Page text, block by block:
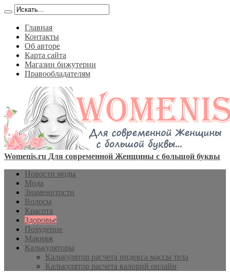
Главная
Контакты
Об авторе
Карта сайта
Магазин бижутерии
Правообладателям
Womenis.ru Для современной Женщины с большой буквы
Новости моды
Мода
Знаменитости
Волосы
Красота
Здоровье
Похудение
Макияж
Калькуляторы
Калькулятор расчета индекса массы тела
Калькулятор расчета калорий онлайн